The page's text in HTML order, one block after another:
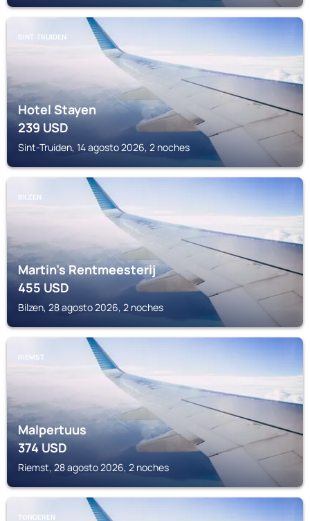
SINT-TRUIDEN
Hotel Stayen
239USD
Sint-Truiden, 14 agosto 2026, 2 noches
BILZEN
Martin's Rentmeesterij
455USD
Bilzen, 28 agosto 2026, 2 noches
RIEMST
Malpertuus
374USD
Riemst, 28 agosto 2026, 2 noches
TONGEREN